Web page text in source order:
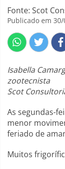
Fonte: Scot
Publicado em 30/
Isabella
zootecnista
Scot
As segundas-
menor
feriado de
Muitos